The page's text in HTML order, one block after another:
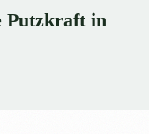
Putzkraft in